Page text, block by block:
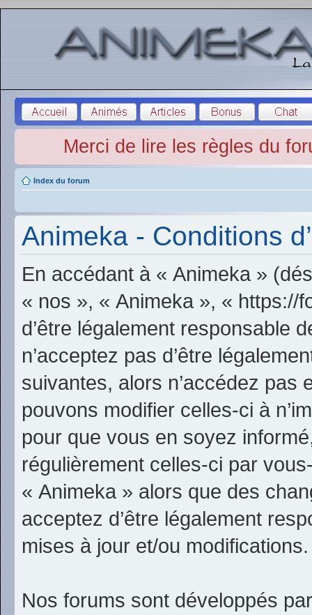
Merci de lire les règles du
Index du forum
Animeka - Conditions
En accédant à « Animeka »
« nos », « Animeka », « https://
d’être légalement responsable
n’acceptez pas d’être
suivantes, alors n’accédez pas
pouvons modifier celles-ci à
pour que vous en soyez
régulièrement celles-ci par
« Animeka » alors que des
acceptez d’être légalement
mises à jour et/ou modifications.
Nos forums sont développés